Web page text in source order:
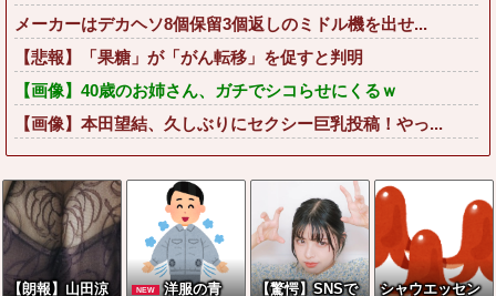
メーカーはデカヘソ8個保留3個返しのミドル機を出せ...
【悲報】「果糖」が「がん転移」を促すと判明
【画像】40歳のお姉さん、ガチでシコらせにくるｗ
【画像】本田望結、久しぶりにセクシー巨乳投稿！やっ...
【朗報】山田涼 NEW 洋服の青 【驚愕】SNSで シャウエッセン